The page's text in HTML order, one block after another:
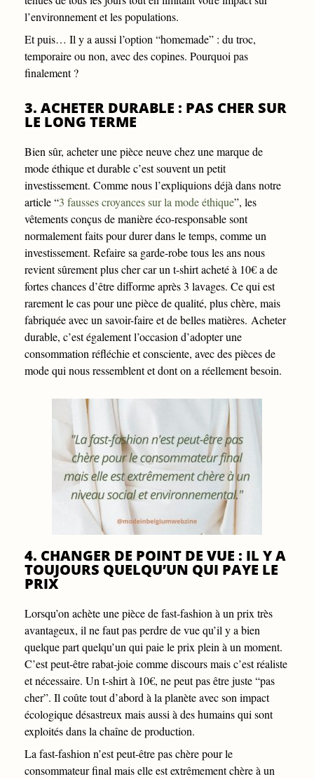
l’environnement et les populations.
Et puis… Il y a aussi l’option “homemade” : du troc,
temporaire ou non, avec des copines. Pourquoi pas
finalement ?
3. ACHETER DURABLE : PAS CHER SUR
LE LONG TERME
Bien sûr, acheter une pièce neuve chez une marque de
mode éthique et durable c’est souvent un petit
investissement. Comme nous l’expliquions déjà dans notre
article “3 fausses croyances sur la mode éthique”, les
vêtements conçus de manière éco-responsable sont
normalement faits pour durer dans le temps, comme un
investissement. Refaire sa garde-robe tous les ans nous
revient sûrement plus cher car un t-shirt acheté à 10€ a de
fortes chances d’être difforme après 3 lavages. Ce qui est
rarement le cas pour une pièce de qualité, plus chère, mais
fabriquée avec un savoir-faire et de belles matières. Acheter
durable, c’est également l’occasion d’adopter une
consommation réfléchie et consciente, avec des pièces de
mode qui nous ressemblent et dont on a réellement besoin.
4. CHANGER DE POINT DE VUE : IL Y A
TOUJOURS QUELQU’UN QUI PAYE LE
PRIX
Lorsqu’on achète une pièce de fast-fashion à un prix très
avantageux, il ne faut pas perdre de vue qu’il y a bien
quelque part quelqu’un qui paie le prix plein à un moment.
C’est peut-être rabat-joie comme discours mais c’est réaliste
et nécessaire. Un t-shirt à 10€, ne peut pas être juste “pas
cher”. Il coûte tout d’abord à la planète avec son impact
écologique désastreux mais aussi à des humains qui sont
exploités dans la chaîne de production.
La fast-fashion n’est peut-être pas chère pour le
consommateur final mais elle est extrêmement chère à un